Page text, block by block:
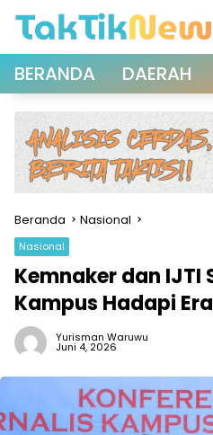
BERANDA DAERAH
Beranda Nasional
Nasional
Kemnaker dan IJTI
Kampus Hadapi
Yurisman Waruwu
Juni 4, 2026